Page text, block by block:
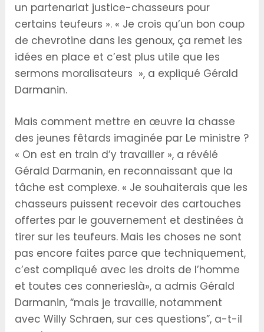
un partenariat justice-chasseurs pour
certains teufeurs ». « Je crois qu’un bon coup
de chevrotine dans les genoux, ça remet les
idées en place et c’est plus utile que les
sermons moralisateurs », a expliqué Gérald
Darmanin.
Mais comment mettre en œuvre la chasse
des jeunes fêtards imaginée par Le ministre ?
« On est en train d’y travailler », a révélé
Gérald Darmanin, en reconnaissant que la
tâche est complexe. « Je souhaiterais que les
chasseurs puissent recevoir des cartouches
offertes par le gouvernement et destinées à
tirer sur les teufeurs. Mais les choses ne sont
pas encore faites parce que techniquement,
c’est compliqué avec les droits de l’homme
et toutes ces connerieslà», a admis Gérald
Darmanin, “mais je travaille, notamment
avec Willy Schraen, sur ces questions”, a-t-il